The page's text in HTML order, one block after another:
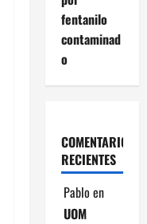
fentanilo
contaminad
o
COMENTARIOS
RECIENTES
Pablo en
UOM